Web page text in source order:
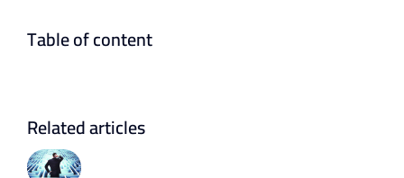
Table of content
Related articles